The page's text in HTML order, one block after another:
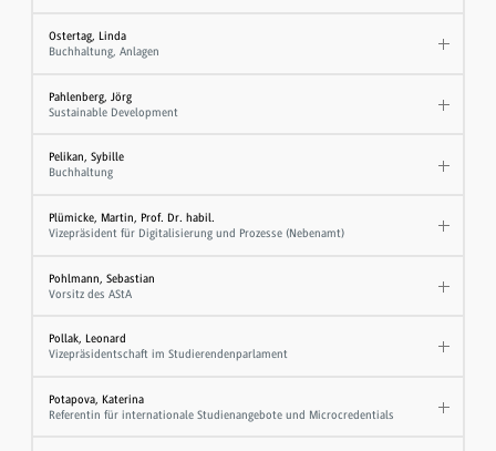
Ostertag, Linda
Buchhaltung, Anlagen
Pahlenberg, Jörg
Sustainable Development
Pelikan, Sybille
Buchhaltung
Plümicke, Martin, Prof. Dr. habil.
Vizepräsident für Digitalisierung und Prozesse (Nebenamt)
Pohlmann, Sebastian
Vorsitz des AStA
Pollak, Leonard
Vizepräsidentschaft im Studierendenparlament
Potapova, Katerina
Referentin für internationale Studienangebote und Microcredentials